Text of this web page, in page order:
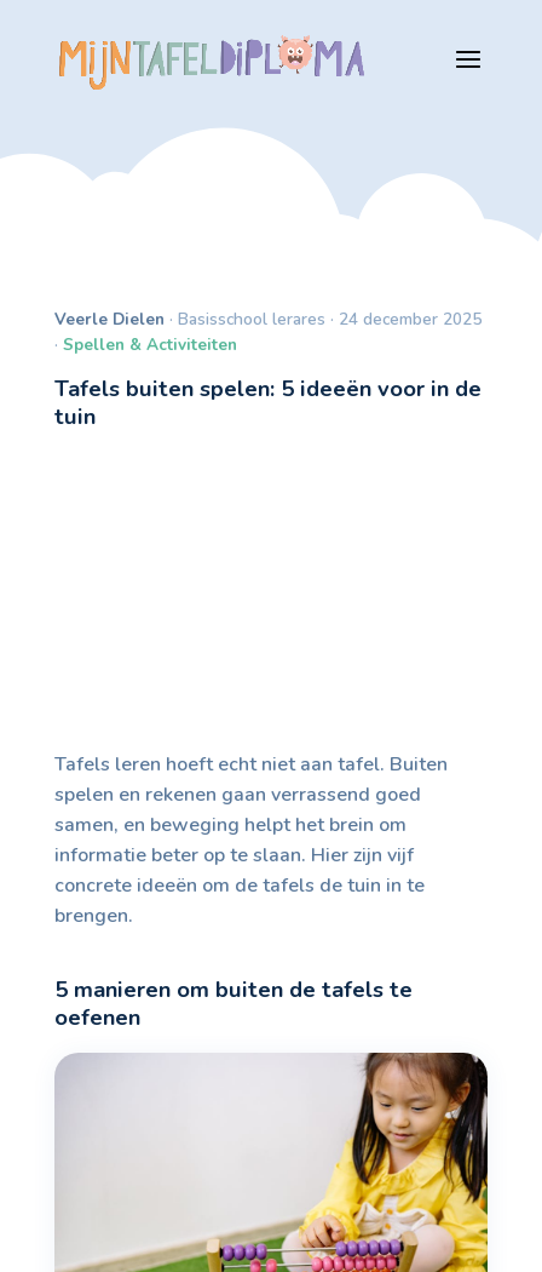
Veerle Dielen · Basisschool lerares · 24 december 2025
· Spellen & Activiteiten
Tafels buiten spelen: 5 ideeën voor in de
tuin
Tafels leren hoeft echt niet aan tafel. Buiten
spelen en rekenen gaan verrassend goed
samen, en beweging helpt het brein om
informatie beter op te slaan. Hier zijn vijf
concrete ideeën om de tafels de tuin in te
brengen.
5 manieren om buiten de tafels te
oefenen